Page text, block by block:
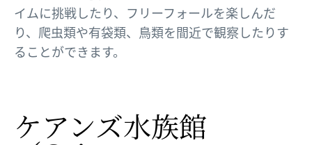
イムに挑戦したり、フリーフォールを楽しんだ
り、爬虫類や有袋類、鳥類を間近で観察したりす
ることができます。
ケアンズ水族館​